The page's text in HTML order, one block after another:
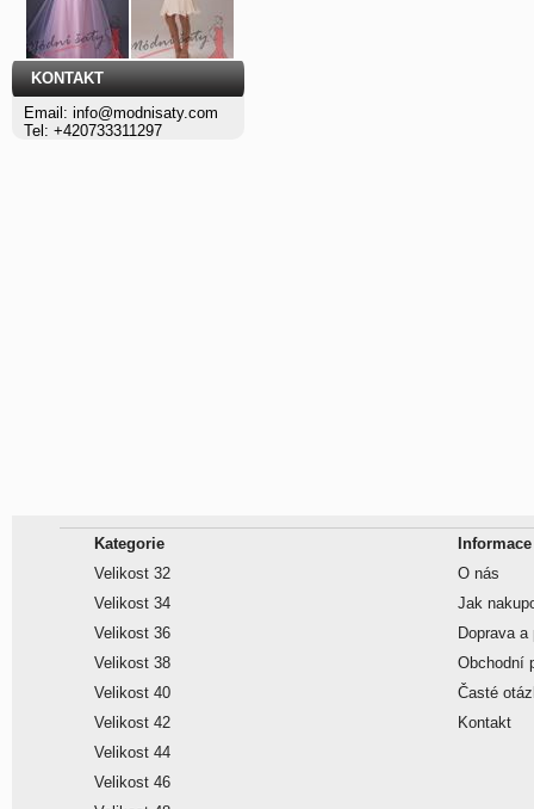
KONTAKT
Email: info@modnisaty.com
Tel: +420733311297
Kategorie
Velikost 32
Velikost 34
Velikost 36
Velikost 38
Velikost 40
Velikost 42
Velikost 44
Velikost 46
Informace
O nás
Jak
Doprava a
Obchodní
Časté
Kontakt